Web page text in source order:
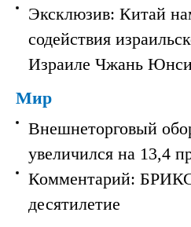
Эксклюзив: Китай
содействия
Израиле Чжань
Мир
Внешнеторговый
увеличился на 13,4
Комментарий: БРИКС
десятилетие